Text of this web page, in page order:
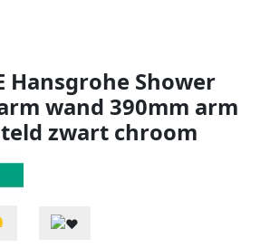
Hansgrohe Shower
wand 390mm arm
zwart chroom